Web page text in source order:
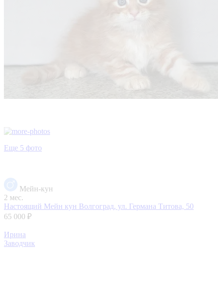
Еще 5 фото
Мейн-кун
2 мес.
Настоящий Мейн кун Волгоград, ул. Германа Титова, 50
65 000 ₽
Ирина
Заводчик